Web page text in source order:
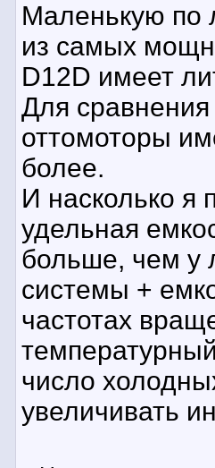
Маленькую по
из самых
D12D имеет
Для
оттомоторы
более.
И насколько я
удельная
больше, чем у
системы +
частотах
число
увеличивать